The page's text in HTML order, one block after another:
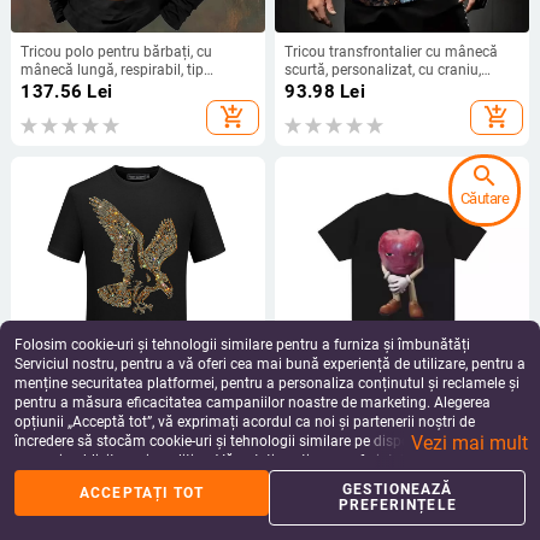
Tricou polo pentru bărbați, cu
mânecă lungă, respirabil, tip
motocicletă, vânzare fierbinte 2024,
imprimat 3D, casual, all-match
137.56 Lei
add_shopping_cart
Tricou transfrontalier cu mânecă
scurtă, personalizat, cu craniu,
imprimat 3D, pentru bărbați, casual,
cu guler rotund, la modă, vânzare
fierbinte
93.98 Lei
add_shopping_cart
Tricou bărbați cu mânecă scurtă,
stil european, stil la modă, cu
diamante, Eagle, stil bărbătesc, stil
social, corp larg, mărime mare
324.33Lei
add_shopping_cart
Tricou la modă cu guler rotund și
mânecă scurtă, imprimat 3D, cu
imprimeu 3D, pentru bărbați și
femei, de înaltă calitate, 2024, nou,
transfrontalier
96.70Lei
add_shopping_cart
Folosim cookie-uri și tehnologii similare pentru a furniza și îmbunătăți
Serviciul nostru, pentru a vă oferi cea mai bună experiență de utilizare, pentru a
menține securitatea platformei, pentru a personaliza conținutul și reclamele și
pentru a măsura eficacitatea campaniilor noastre de marketing. Alegerea
opțiunii „Acceptă tot”, vă exprimați acordul ca noi și partenerii noștri de
încredere să stocăm cookie-uri și tehnologii similare pe dispozitivul dvs. în
scopuri publicitare și analitice. Vă puteți gestiona preferințele în orice moment
făcând clic pe „Gestionează preferințele”. Pentru mai multe informații, vă
rugăm să consultațiPolitica noastră de confidențialitate.
Vezi mai mult
ACCEPTAȚI TOT
GESTIONEAZĂ
PREFERINȚELE
search
Căutare